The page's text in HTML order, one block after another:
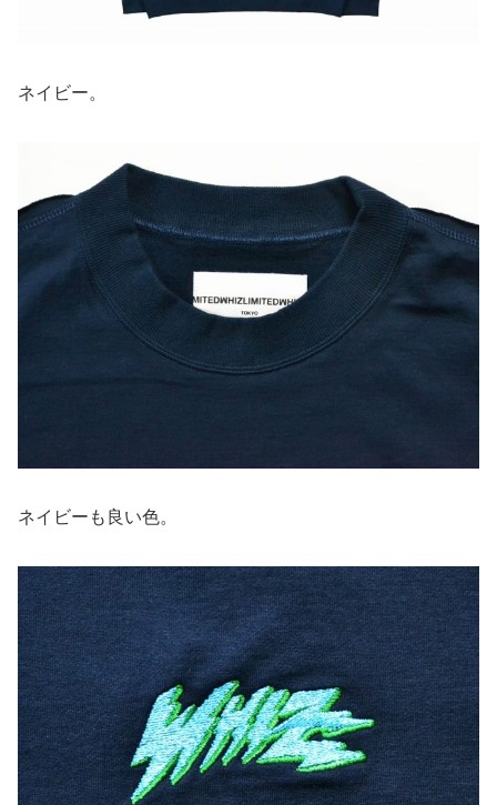
ネイビー。
ネイビーも良い色。